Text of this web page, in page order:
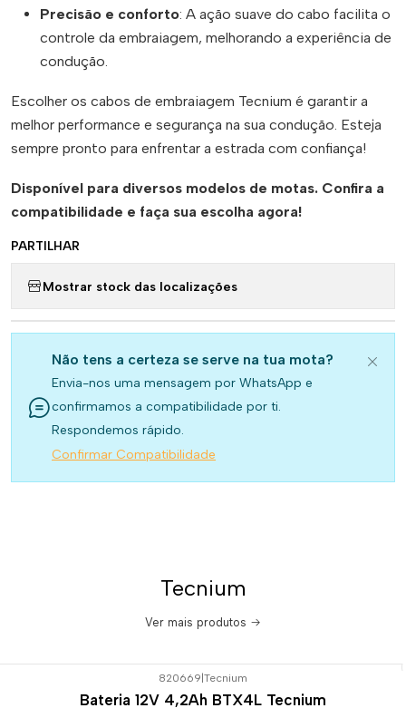
Precisão e conforto: A ação suave do cabo facilita o
controle da embraiagem, melhorando a experiência de
condução.
Escolher os cabos de embraiagem Tecnium é garantir a
melhor performance e segurança na sua condução. Esteja
sempre pronto para enfrentar a estrada com confiança!
Disponível para diversos modelos de motas. Confira a
compatibilidade e faça sua escolha agora!
PARTILHAR
Mostrar stock das localizações
Não tens a certeza se serve na tua mota?
Envia-nos uma mensagem por WhatsApp e
confirmamos a compatibilidade por ti.
Respondemos rápido.
Confirmar Compatibilidade
Tecnium
Ver mais produtos
820669 Tecnium
Bateria 12V 4,2Ah BTX4L Tecnium